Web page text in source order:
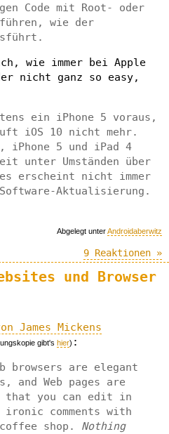
Code mit Root- oder
wie der
wie immer bei Apple
nicht ganz so easy,
ein iPhone 5 voraus,
iOS 10 nicht mehr.
iPhone 5 und iPad 4
unter Umständen über
erscheint nicht immer
Aktualisierung.
Abgelegt unterAndroidaberwitz
9 Reaktionen »
und Browser
James Mickens
gibt's hier) :
browsers are elegant
and Web pages are
you can edit in
ironic comments with
shop. Nothing